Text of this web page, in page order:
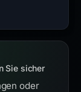
Sie sicher
oder